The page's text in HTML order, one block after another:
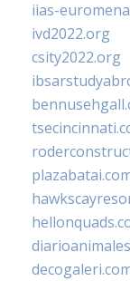
iias-
ivd2022.org
csity2022.org